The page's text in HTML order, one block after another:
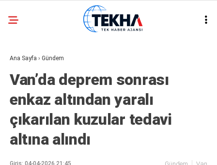
32.3
ASAYIŞ
GÜNDEM
GENEL
EKONOMI
Ana Sayfa › Gündem
Van’da deprem sonrası
enkaz altından yaralı
çıkarılan kuzular tedavi
altına alındı
Giriş: 04-04-2026 21:45